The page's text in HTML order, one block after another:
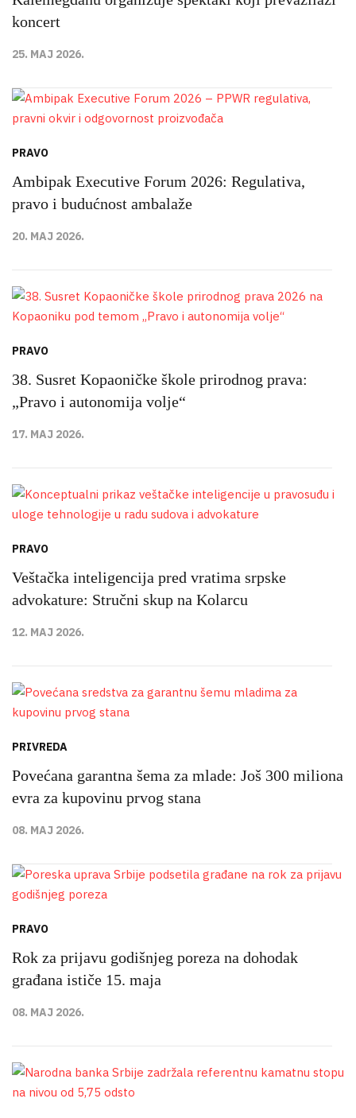
koncert
25. MAJ 2026.
PRAVO
Ambipak Executive Forum 2026: Regulativa,
pravo i budućnost ambalaže
20. MAJ 2026.
PRAVO
38. Susret Kopaoničke škole prirodnog prava:
„Pravo i autonomija volje“
17. MAJ 2026.
PRAVO
Veštačka inteligencija pred vratima srpske
advokature: Stručni skup na Kolarcu
12. MAJ 2026.
PRIVREDA
Povećana garantna šema za mlade: Još 300 miliona
evra za kupovinu prvog stana
08. MAJ 2026.
PRAVO
Rok za prijavu godišnjeg poreza na dohodak
građana ističe 15. maja
08. MAJ 2026.